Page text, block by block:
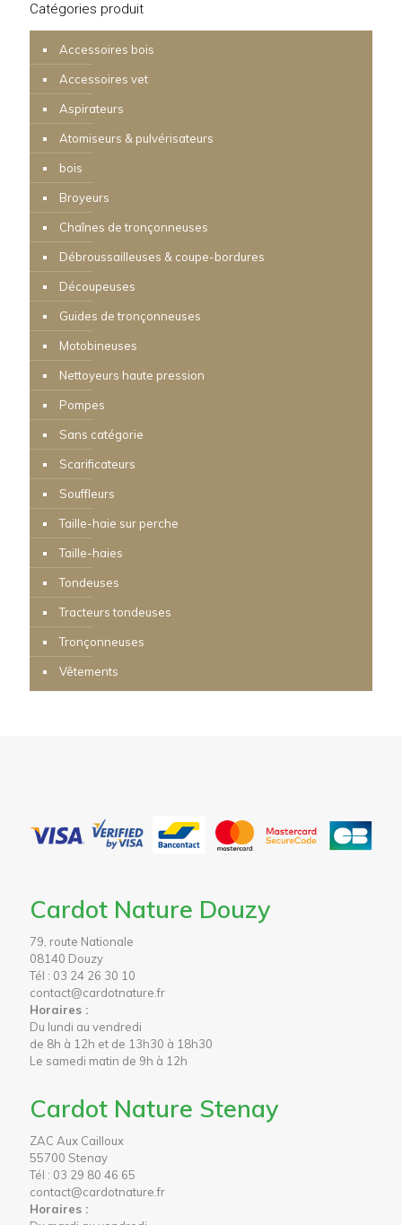
Catégories produit
Accessoires bois
Accessoires vet
Aspirateurs
Atomiseurs & pulvérisateurs
bois
Broyeurs
Chaînes de tronçonneuses
Débroussailleuses & coupe-bordures
Découpeuses
Guides de tronçonneuses
Motobineuses
Nettoyeurs haute pression
Pompes
Sans catégorie
Scarificateurs
Souffleurs
Taille-haie sur perche
Taille-haies
Tondeuses
Tracteurs tondeuses
Tronçonneuses
Vêtements
Cardot Nature Douzy
79, route Nationale
08140 Douzy
Tél : 03 24 26 30 10
contact@cardotnature.fr
Horaires :
Du lundi au vendredi
de 8h à 12h et de 13h30 à 18h30
Le samedi matin de 9h à 12h
Cardot Nature Stenay
ZAC Aux Cailloux
55700 Stenay
Tél : 03 29 80 46 65
contact@cardotnature.fr
Horaires :